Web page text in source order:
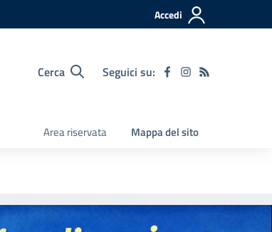
Accedi
Cerca Seguici su:
Area riservata Mappa del sito